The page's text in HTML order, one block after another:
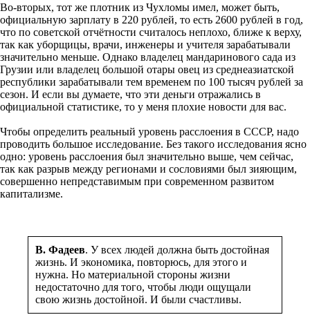
Во-вторых, тот же плотник из Чухломы имел, может быть,
официальную зарплату в 220 рублей, то есть 2600 рублей в год,
что по советской отчётности считалось неплохо, ближе к верху,
так как уборщицы, врачи, инженеры и учителя зарабатывали
значительно меньше. Однако владелец мандаринового сада из
Грузии или владелец большой отары овец из среднеазиатской
республики зарабатывали тем временем по 100 тысяч рублей за
сезон. И если вы думаете, что эти деньги отражались в
официальной статистике, то у меня плохие новости для вас.
Чтобы определить реальный уровень расслоения в СССР, надо
проводить большое исследование. Без такого исследования ясно
одно: уровень расслоения был значительно выше, чем сейчас,
так как разрыв между регионами и сословиями был зияющим,
совершенно непредставимым при современном развитом
капитализме.
В. Фадеев. У всех людей должна быть достойная
жизнь. И экономика, повторюсь, для этого и
нужна. Но материальной стороны жизни
недостаточно для того, чтобы люди ощущали
свою жизнь достойной. И были счастливы.